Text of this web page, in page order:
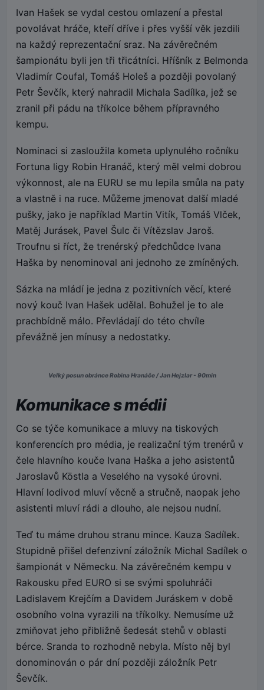
Ivan Hašek se vydal cestou omlazení a přestal
povolávat hráče, kteří dříve i přes vyšší věk jezdili
na každý reprezentační sraz. Na závěrečném
šampionátu byli jen tři třicátníci. Hříšník z Belmonda
Vladimír Coufal, Tomáš Holeš a později povolaný
Petr Ševčík, který nahradil Michala Sadílka, jež se
zranil při pádu na tříkolce během přípravného
kempu.
Nominaci si zasloužila kometa uplynulého ročníku
Fortuna ligy Robin Hranáč, který měl velmi dobrou
výkonnost, ale na EURU se mu lepila smůla na paty
a vlastně i na ruce. Můžeme jmenovat další mladé
pušky, jako je například Martin Vitík, Tomáš Vlček,
Matěj Jurásek, Pavel Šulc či Vítězslav Jaroš.
Troufnu si říct, že trenérský předchůdce Ivana
Haška by nenominoval ani jednoho ze zmíněných.
Sázka na mládí je jedna z pozitivních věcí, které
nový kouč Ivan Hašek udělal. Bohužel je to ale
prachbídně málo. Převládají do této chvíle
převážně jen mínusy a nedostatky.
Velký posun obránce Robina Hranáče / Jan Hejzlar - 90min
Komunikace s médii
Co se týče komunikace a mluvy na tiskových
konferencích pro média, je realizační tým trenérů v
čele hlavního kouče Ivana Haška a jeho asistentů
Jaroslavů Köstla a Veselého na vysoké úrovni.
Hlavní lodivod mluví věcně a stručně, naopak jeho
asistenti mluví rádi a dlouho, ale nejsou nudní.
Teď tu máme druhou stranu mince. Kauza Sadílek.
Stupidně přišel defenzivní záložník Michal Sadílek o
šampionát v Německu. Na závěrečném kempu v
Rakousku před EURO si se svými spoluhráči
Ladislavem Krejčím a Davidem Juráskem v době
osobního volna vyrazili na tříkolky. Nemusíme už
zmiňovat jeho přibližně šedesát stehů v oblasti
bérce. Sranda to rozhodně nebyla. Místo něj byl
donominován o pár dní později záložník Petr
Ševčík.